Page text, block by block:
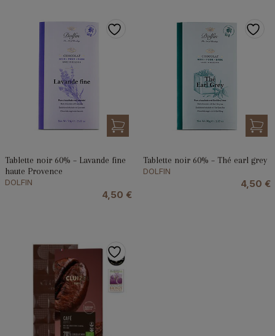
Tablette noir 60% – Lavande fine
haute Provence
DOLFIN
4,50 €
Tablette noir 60% – Thé earl grey
DOLFIN
4,50 €